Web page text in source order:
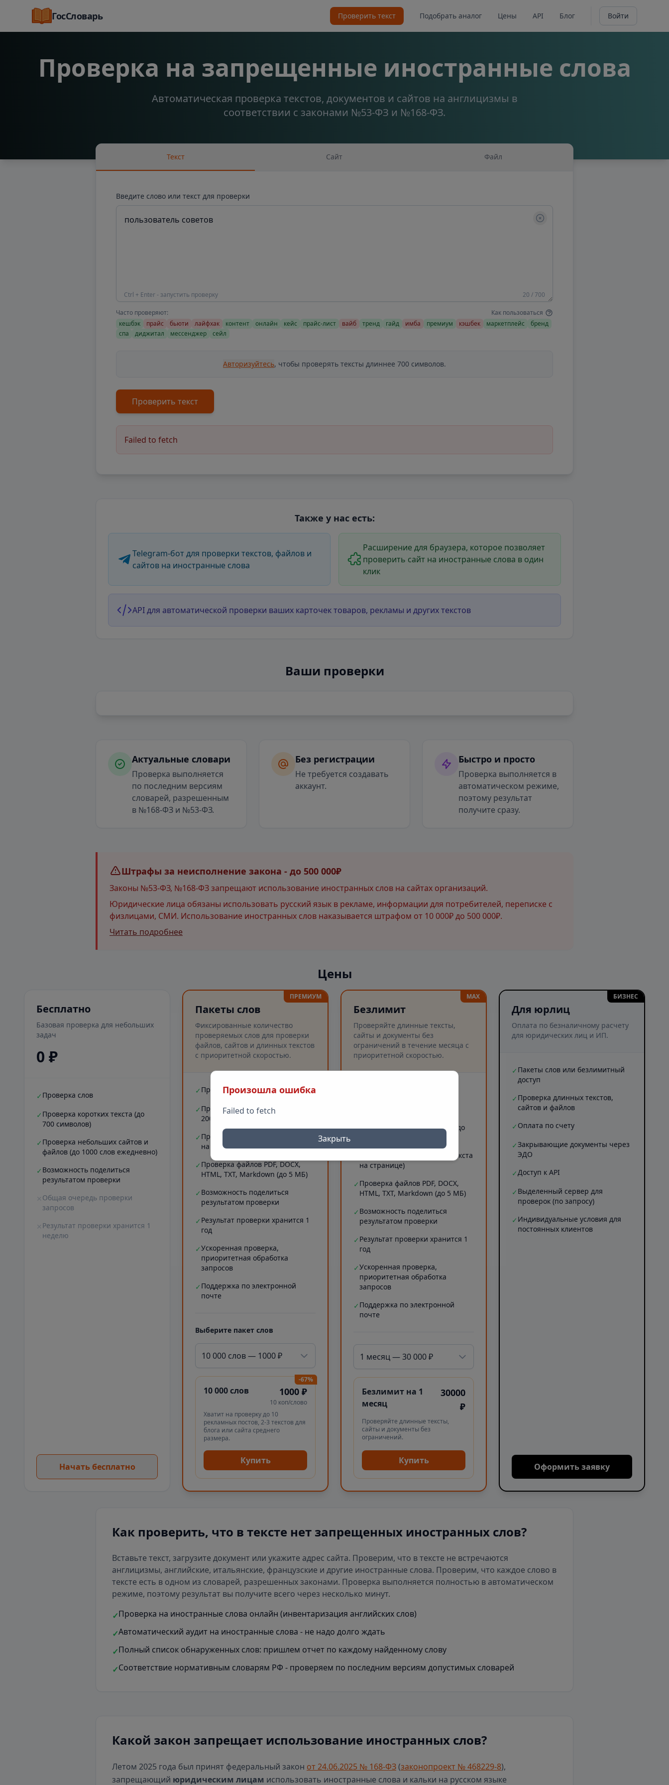
ГосСловарь Проверить текст Подобрать аналог Цены API Блог Войти
Проверка на запрещенные иностранные слова
Автоматическая проверка текстов, документов и сайтов на англицизмы в
соответствии с законами №53-ФЗ и №168-ФЗ.
Текст Сайт Файл
Введите слово или текст для проверки
Ctrl + Enter - запустить проверку 20 / 700
Часто проверяют:
Как пользоваться
кешбэк
прайс бьюти лайфхак контент онлайн кейс прайс-лист вайб тренд гайд имба премиум кэшбек маркетплейс
бренд
спа
диджитал мессенджер сейл
Авторизуйтесь, чтобы проверять тексты длиннее 700 символов.
Проверить текст
Failed to fetch
Также у нас есть:
Telegram-бот для проверки текстов, файлов и
сайтов на иностранные слова
Расширение для браузера, которое позволяет
проверить сайт на иностранные слова в один
клик
API для автоматической проверки ваших карточек товаров, рекламы и других текстов
Ваши проверки
Актуальные словари
Проверка выполняется
по последним версиям
словарей, разрешенным
в №168-ФЗ и №53-ФЗ.
Без регистрации
Не требуется создавать
аккаунт.
Быстро и просто
Проверка выполняется в
автоматическом режиме,
поэтому результат
получите сразу.
Штрафы за неисполнение закона - до 500 000₽
Законы №53-ФЗ, №168-ФЗ запрещают использование иностранных слов на сайтах организаций.
Юридические лица обязаны использовать русский язык в рекламе, информации для потребителей, переписке с
физлицами, СМИ. Использование иностранных слов наказывается штрафом от 10 000₽ до 500 000₽.
Читать подробнее
Цены
Бесплатно
Базовая проверка для небольших
задач
0 ₽
✓ Проверка слов
✓ Проверка коротких текста (до
700 символов)
✓ Проверка небольших сайтов и
файлов (до 1000 слов ежедневно)
✓ Возможность поделиться
результатом проверки
✕ Общая очередь проверки
запросов
✕ Результат проверки хранится 1
неделю
Начать бесплатно
ПРЕМИУМ
Пакеты слов
Фиксированные количество
проверяемых слов для проверки
файлов, сайтов и длинных текстов
с приоритетной скоростью.
✓ Проверка слов
✓ Проверка длинных текстов (до
20000 символов)
✓ Проверка сайтов (до 5 МБ текста
на странице)
✓ Проверка файлов PDF, DOCX,
HTML, TXT, Markdown (до 5 МБ)
✓ Возможность поделиться
результатом проверки
✓ Результат проверки хранится 1
год
✓Ускоренная проверка,
приоритетная обработка
запросов
✓ Поддержка по электронной
почте
Выберите пакет слов
10 000 слов — 1000 ₽
-67%
10 000 слов 1000 ₽
10 коп/слово
Хватит на проверку до 10
рекламных постов, 2-3 текстов для
блога или сайта среднего
размера.
Купить
MAX
Безлимит
Проверяйте длинные тексты,
сайты и документы без
ограничений в течение месяца с
приоритетной скоростью.
✓Проверка длинных текстов (до
Проверка сайтов (до 5 МБ текста
на странице)
✓ Проверка файлов PDF, DOCX,
HTML, TXT, Markdown (до 5 МБ)
✓ Возможность поделиться
результатом проверки
✓ Результат проверки хранится 1
год
✓Ускоренная проверка,
приоритетная обработка
запросов
✓ Поддержка по электронной
почте
1 месяц — 30 000 ₽
Безлимит на 1
месяц
30000
₽
Проверяйте длинные тексты,
сайты и документы без
ограничений.
Купить
БИЗНЕС
Для юрлиц
Оплата по безналичному расчету
для юридических лиц и ИП.
✓ Пакеты слов или безлимитный
доступ
✓ Проверка длинных текстов,
сайтов и файлов
✓ Оплата по счету
✓Закрывающие документы через
ЭДО
✓Доступ к API
✓ Выделенный сервер для
проверок (по запросу)
✓ Индивидуальные условия для
постоянных клиентов
Оформить заявку
Как проверить, что в тексте нет запрещенных иностранных слов?
Вставьте текст, загрузите документ или укажите адрес сайта. Проверим, что в тексте не встречаются
англицизмы, английские, итальянские, французские и другие иностранные слова. Проверим, что каждое слово в
тексте есть в одном из словарей, разрешенных законами. Проверка выполняется полностью в автоматическом
режиме, поэтому результат вы получите всего через несколько минут.
✓Проверка на иностранные слова онлайн (инвентаризация английских слов)
✓Автоматический аудит на иностранные слова - не надо долго ждать
✓Полный список обнаруженных слов: пришлем отчет по каждому найденному слову
✓Соответствие нормативным словарям РФ - проверяем по последним версиям допустимых словарей
Какой закон запрещает использование иностранных слов?
Летом 2025 года был принят федеральный закон от 24.06.2025 № 168-ФЗ(законопроект № 468229-8),
запрещающий юридическим лицам использовать иностранные слова и кальки на русском языке
Произошла ошибка
Failed to fetch
Закрыть